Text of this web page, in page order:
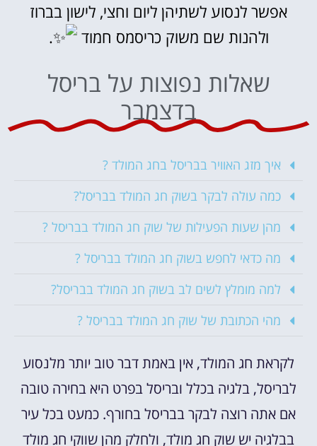
אפשר לנסוע לשתיהן ליום וחצי, לישון בברוז
ולהנות שם משוק כריסמס חמוד
.
שאלות נפוצות על בריסל
בדצמבר
איך מזג האוויר בבריסל בחג המולד ?
כמה עולה לבקר בשוק חג המולד בבריסל?
מהן שעות הפעילות של שוק חג המולד בבריסל ?
מה כדאי לחפש בשוק חג המולד בבריסל ?
למה מומלץ לשים לב בשוק חג המולד בבריסל?
מהי הכתובת של שוק חג המולד בבריסל ?
לקראת חג המולד, אין באמת דבר טוב יותר מלנסוע
לבריסל, בלגיה בכלל ובריסל בפרט היא בחירה טובה
אם אתה רוצה לבקר בבריסל בחורף. כמעט בכל עיר
בבלגיה יש שוק חג מולד, ולחלק מהן שווקי חג מולד